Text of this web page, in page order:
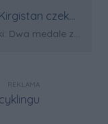
czeka
złote medale.
medale za oceanem
REKLAMA